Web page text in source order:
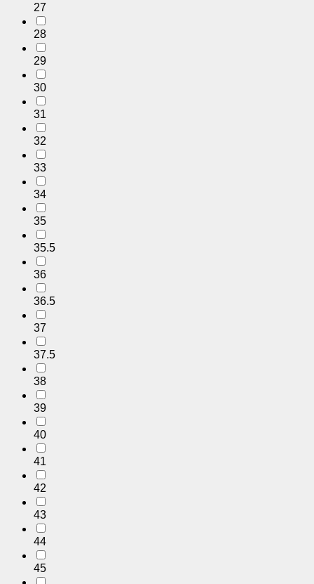
27
28
29
30
31
32
33
34
35
35.5
36
36.5
37
37.5
38
39
40
41
42
43
44
45